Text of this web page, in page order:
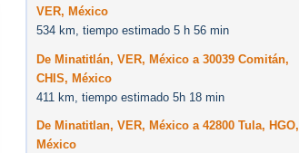
VER, México
534 km, tiempo estimado 5 h 56 min
De Minatitlán, VER, México a 30039 Comitán,
CHIS, México
411 km, tiempo estimado 5h 18 min
De Minatitlan, VER, México a 42800 Tula, HGO,
México